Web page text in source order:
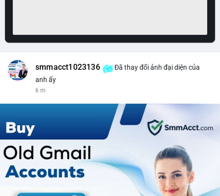
smmacct1023136
Đã thay đổi ảnh đại diện của
anh ấy
6 m